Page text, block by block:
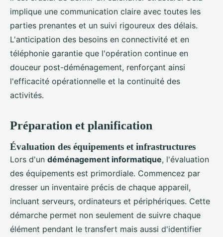
implique une communication claire avec toutes les
parties prenantes et un suivi rigoureux des délais.
L'anticipation des besoins en connectivité et en
téléphonie garantie que l'opération continue en
douceur post-déménagement, renforçant ainsi
l'efficacité opérationnelle et la continuité des
activités.
Préparation et planification
Évaluation des équipements et infrastructures
Lors d'un déménagement informatique, l'évaluation
des équipements est primordiale. Commencez par
dresser un inventaire précis de chaque appareil,
incluant serveurs, ordinateurs et périphériques. Cette
démarche permet non seulement de suivre chaque
élément pendant le transfert mais aussi d'identifier